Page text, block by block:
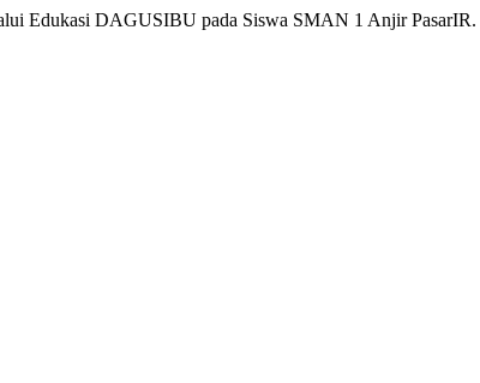
Edukasi DAGUSIBU pada Siswa SMAN 1 Anjir PasarIR.